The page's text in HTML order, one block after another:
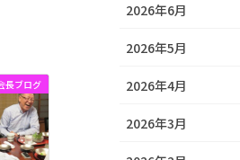
長ブログ
2026年6月
2026年5月
2026年4月
2026年3月